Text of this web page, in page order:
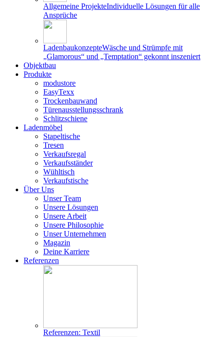
Allgemeine ProjekteIndividuelle Lösungen für alle
Ansprüche
LadenbaukonzepteWäsche und Strümpfe mit
„Glamorous“ und „Temptation“ gekonnt inszeniert
Objektbau
Produkte
modustore
EasyTexx
Trockenbauwand
Türenausstellungsschrank
Schlitzschiene
Ladenmöbel
Stapeltische
Tresen
Verkaufsregal
Verkaufsständer
Wühltisch
Verkaufstische
Über Uns
Unser Team
Unsere Lösungen
Unsere Arbeit
Unsere Philosophie
Unser Unternehmen
Magazin
Deine Karriere
Referenzen
Referenzen: Textil